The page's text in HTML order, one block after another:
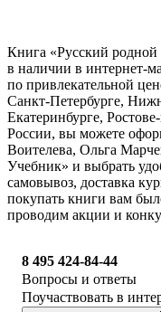
Книга «Русский родной
в наличии в интернет-
по привлекательной
Санкт-Петербурге,
Екатеринбурге,
России, вы можете
Воителева, Ольга
Учебник» и выбрать
самовывоз, доставка
покупать книги вам
проводим акции и
8 495 424-84-44
Вопросы и ответы
Поучаствовать в